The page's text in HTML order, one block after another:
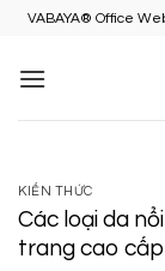
Skip
content
VABAYA® Office
KIẾN THỨC
Các loại da
trang cao cấp